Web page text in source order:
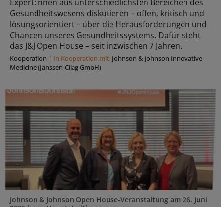
Expert:innen aus unterschiedlichsten Bereichen des
Gesundheitswesens diskutieren – offen, kritisch und
lösungsorientiert – über die Herausforderungen und
Chancen unseres Gesundheitssystems. Dafür steht
das J&J Open House – seit inzwischen 7 Jahren.
Kooperation | In Kooperation mit: Johnson & Johnson Innovative
Medicine (Janssen-Cilag GmbH)
Johnson & Johnson Open House-Veranstaltung am 26. Juni